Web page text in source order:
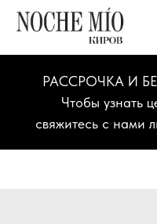
РАССРОЧКА И
Чтобы узнать
свяжитесь с нами